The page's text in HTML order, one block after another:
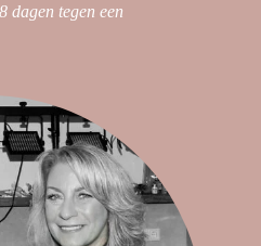
dagen tegen een